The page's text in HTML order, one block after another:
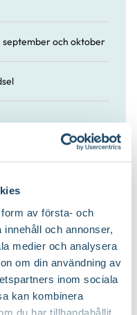
av första- och
och annonser,
medier och analysera
om din användning av
inom sociala
kan kombinera
du har tillhandahållit
september och oktober